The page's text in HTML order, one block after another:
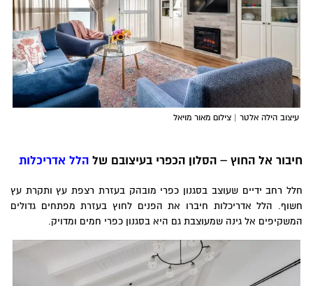
עיצובהילה אלטר| צילום מאור מויאל
אל החוץ – הסלון הכפרי בעיצובם שלהלל אדריכלות
רחב ידיים שעוצב בסגנון כפרי מובהק בעזרת רצפת עץ ותקרת עץ
הלל אדריכלות חיברו את הפנים לחוץ בעזרת מפתחים גדולים
אל גינה שמעוצבת גם היא בסגנון כפרי חמים ומדויק.